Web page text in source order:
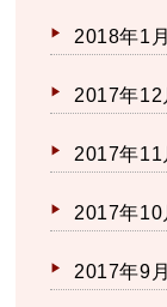
2018年1月
2017年12
2017年11
2017年10
2017年9月